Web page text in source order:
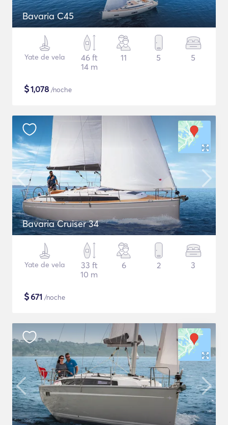
Bavaria C45
Yate de vela
46 ft
14 m
11 5 5
$1,078 /noche
Bavaria Cruiser 34
Yate de vela
33 ft
10 m
6 2 3
$671 /noche